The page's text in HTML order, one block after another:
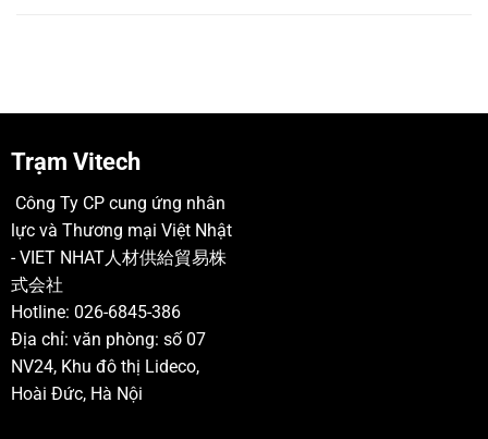
Trạm Vitech
Công Ty CP cung ứng nhân
lực và Thương mại Việt Nhật
- VIET NHAT人材供給貿易株
式会社
Hotline: 026-6845-386
Địa chỉ: văn phòng: số 07
NV24, Khu đô thị Lideco,
Hoài Đức, Hà Nội